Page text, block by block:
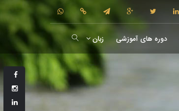
دوره های آموزشی زبان